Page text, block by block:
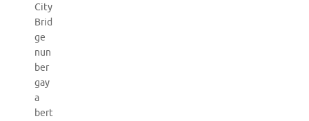
City
Brid
ge
nun
ber
gay
a
bert